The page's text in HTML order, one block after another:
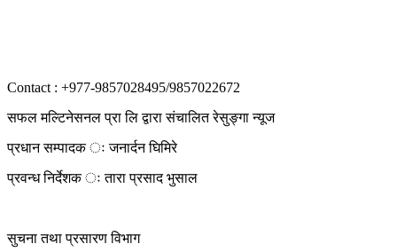
Contact : +977-9857028495/9857022672
सफल मल्टिनेसनल प्रा लि द्वारा संचालित रेसुङ्गा न्यूज
प्रधान सम्पादक ः जनार्दन घिमिरे
प्रवन्ध निर्देशक ः तारा प्रसाद भुसाल
सुचना तथा प्रसारण विभाग